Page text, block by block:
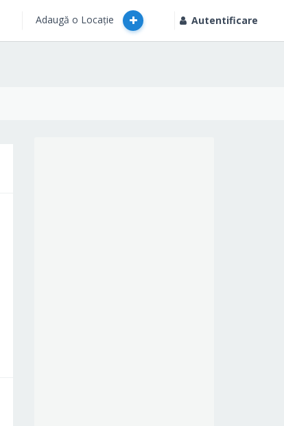
Adaugă o Locație Autentificare